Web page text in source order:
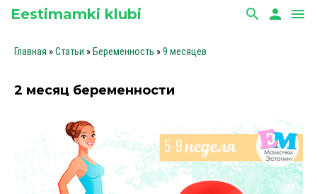
Eestimamki klubi search person menu
Главная »Статьи » Беременность »9 месяцев
2 месяц беременности